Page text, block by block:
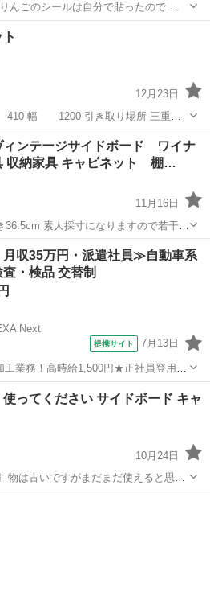
んごのシールは自分で貼ったので シ
下の引
所での受け渡
12月23日
は、気軽にご連絡ください。
ンテージサイドボード ワイナ
収納家具 キャビネット 棚…
11月16日
になります。 ところどころ傷はあり
ヴィンテージ
収35万円・派遣社員≫自動車系
・検品 交替制
Next
提携サイト 7月13日
工業務！高時給1,500円★正社員登用制
カー通勤OK！無料駐車場あり！《三
その他
ってください サイドボード キャ
10月24日